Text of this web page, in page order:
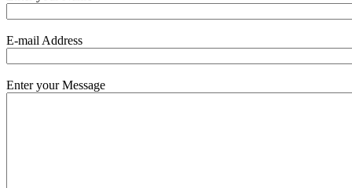
E-mail Address
Enter your Message